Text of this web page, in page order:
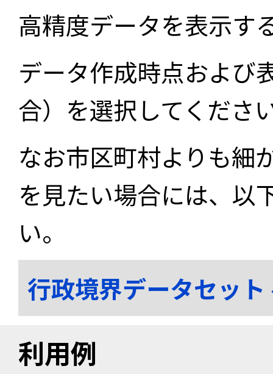
高精度データを表示す
データ作成時点および
合）を選択してくださ
なお市区町村よりも細
を見たい場合には、以
い。
行政境界データセッ
利用例